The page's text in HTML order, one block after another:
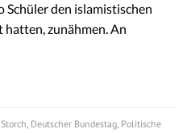
Schüler den islamistischen
zunähmen. An
, Deutscher Bundestag, Politische